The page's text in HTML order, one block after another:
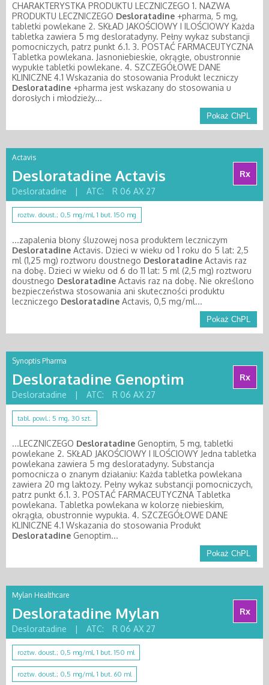
CHARAKTERYSTKA PRODUKTU LECZNICZEGO 1. NAZWA
PRODUKTU LECZNICZEGO Desloratadine +pharma, 5 mg,
tabletki powlekane 2. SKŁAD JAKOŚCIOWY I ILOŚCIOWY Każda
tabletka zawiera 5 mg desloratadyny. Pełny wykaz substancji
pomocniczych, patrz punkt 6.1. 3. POSTAĆ FARMACEUTYCZNA
Tabletka powlekana. Jasnoniebieskie, okrągłe, obustronnie
wypukłe tabletki powlekane. 4. SZCZEGÓŁOWE DANE
KLINICZNE 4.1 Wskazania do stosowania Produkt leczniczy
Desloratadine +pharma jest wskazany do stosowania u
dorosłych i młodzieży...
Pokaż ChPL
Actavis
Desloratadine Actavis
Rx
Desloratadine
| ATC: R 06 AX 27
roztw. doust.; 0,5 mg/ml, 1 but. 150 mg
...zapalenia błony śluzowej nosa produktem leczniczym
Desloratadine Actavis. Dzieci w wieku od 1 roku do 5 lat: 2,5
ml (1,25 mg) roztworu doustnego Desloratadine Actavis raz
na dobę. Dzieci w wieku od 6 do 11 lat: 5 ml (2,5 mg) roztworu
doustnego Desloratadine Actavis raz na dobę. Nie określono
bezpieczeństwa stosowania ani skuteczności produktu
leczniczego Desloratadine Actavis, 0,5 mg/ml...
Pokaż ChPL
Synoptis Pharma
Desloratadine Genoptim
Rx
Desloratadine
| ATC: R 06 AX 27
tabl. powl.; 5 mg, 30 szt.
...LECZNICZEGO Desloratadine Genoptim, 5 mg, tabletki
powlekane 2. SKŁAD JAKOŚCIOWY I ILOŚCIOWY Jedna tabletka
powlekana zawiera 5 mg desloratadyny. Substancja
pomocnicza o znanym działaniu: Każda tabletka powlekana
zawiera 20 mg laktozy. Pełny wykaz substancji pomocniczych,
patrz punkt 6.1. 3. POSTAĆ FARMACEUTYCZNA Tabletka
powlekana. Tabletka powlekana w kolorze niebieskim,
okrągła, obustronnie wypukła. 4. SZCZEGÓŁOWE DANE
KLINICZNE 4.1 Wskazania do stosowania Produkt
Desloratadine Genoptim...
Pokaż ChPL
Mylan Healthcare
Desloratadine Mylan
Rx
Desloratadine
| ATC: R 06 AX 27
roztw. doust.; 0,5 mg/ml, 1 but. 150 ml
roztw. doust.; 0,5 mg/ml, 1 but. 60 ml